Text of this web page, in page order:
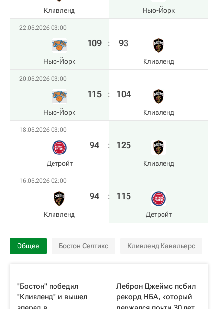
Кливленд Нью-Йорк
22.05.2026 03:00
Нью-Йорк
109 : 93
Кливленд
20.05.2026 03:00
Нью-Йорк
115 : 104
Кливленд
18.05.2026 03:00
Детройт
94 : 125
Кливленд
16.05.2026 02:00
Кливленд
94 : 115
Детройт
Общее Бостон Селтикс Кливленд Кавальерс
"Бостон" победил
"Кливленд" и вышел
Леброн Джеймс побил
рекорд НБА, который